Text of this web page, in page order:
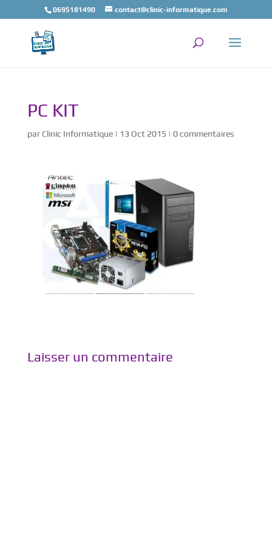
0695181490 contact@clinic-informatique.com
PC KIT
par Clinic Informatique| 13 Oct 2015 | 0 commentaires
Laisser un commentaire